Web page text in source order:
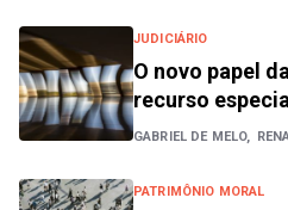
JUDICIÁRIO
O novo papel
recurso especial
GABRIEL DE MELO,
PATRIMÔNIO MORAL